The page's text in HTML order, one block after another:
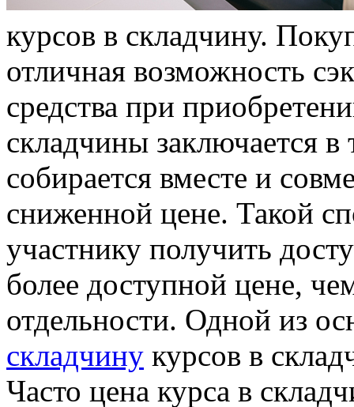
курсoв в склaдчину.
отличная возможность
средства при
складчины заключается
собирается вместе и
сниженной цене. Такой
участнику получить
более доступной цене,
отдельности. Одной из
складчину курсов в
Часто цена курса в